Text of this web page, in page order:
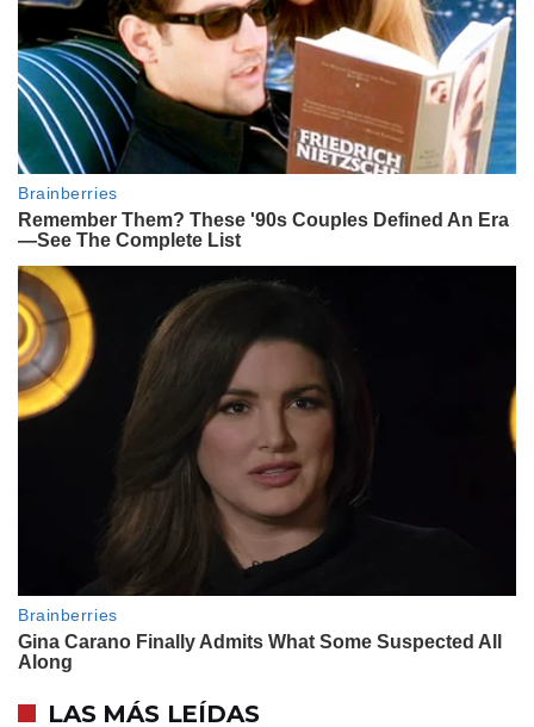
LAS MÁS LEÍDAS
INTIMOS
Yazmín Jaureguy cuenta la
intimidad de su vida con el Colo
Barco: "Somos una familia súper
sencilla"
De Emilia Ferrero a Agustina
López y Valentina Cervantes: uno
por uno, los looks de las mujeres
INTIMOS
La Mona Jiménez y la historia
detrás de cómo Lionel Messi lo
ayudó a superar una frustración
histórica: "Al verlo, pasó algo
increíble"
ENTRETENIMIENTO
Hernán Cattáneo, íntimo: del
secreto para mantenerse vigente
tras 40 años de carrera al amor
por su familia y su fanatismo por
Messi
ENTRETENIMIENTO
Familia ensamblada: así fue el
Rocío Pardo y Rufina
la casa en la que conviven Nico